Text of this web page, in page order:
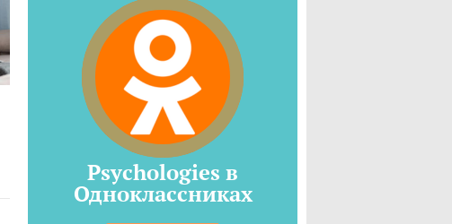
Psychologies в
Одноклассниках